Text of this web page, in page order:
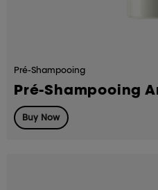
Pré-Shampooing
Pré-Shampooing
Buy Now